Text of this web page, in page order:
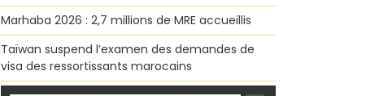
Marhaba 2026 : 2,7 millions de MRE accueillis
Taïwan suspend l’examen des demandes de
visa des ressortissants marocains